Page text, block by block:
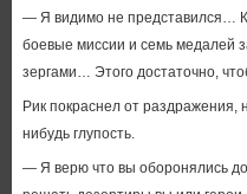
— Я видимо не представился…
боевые миссии и семь медалей
зергами… Этого достаточно,
Рик покраснел от раздражения,
нибудь глупость.
— Я верю что вы оборонялись